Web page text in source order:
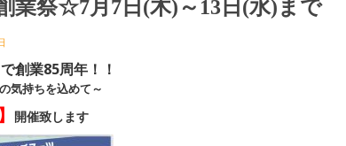
業祭☆7月7日(木)～13日(水)まで
創業85周年！！
気持ちを込めて～
開催致します